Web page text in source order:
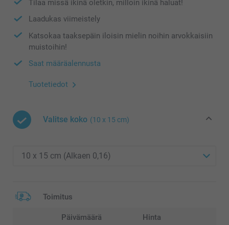
Tilaa missä ikinä oletkin, milloin ikinä haluat!
Laadukas viimeistely
Katsokaa taaksepäin iloisin mielin noihin arvokkaisiin
muistoihin!
Saat määräalennusta
Tuotetiedot
Valitse koko (10 x 15 cm)
Toimitus
Päivämäärä Hinta